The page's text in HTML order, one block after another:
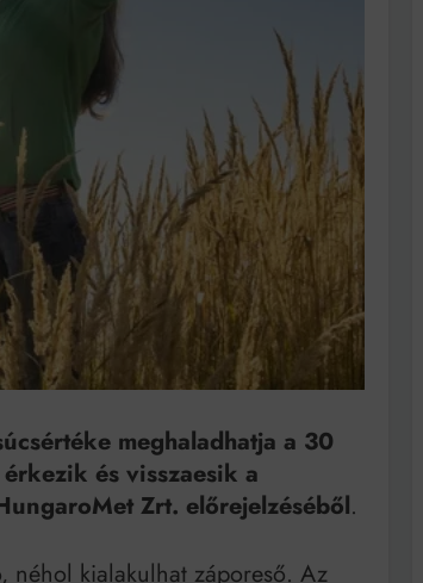
Amikor a Tetris boldogabbá tesz, mint a szerelem
Létezik tökéletes élet: Truman is elhitte
Frigyes: a zseni, aki belenézett a saját koponyájába
Ki akarsz törni. De miből?
Az öregség nem csak ránc?
mindig Pradát visel. De te miért öltözöl hozzá?
Móricz Zsigmond: falusi író vagy boncmester?
világot akarja uralni – de nem csak a 80-as években
meghaladhatja a 30
és visszaesik a
Zrt. előrejelzéséből.
néhol kialakulhat záporeső. Az